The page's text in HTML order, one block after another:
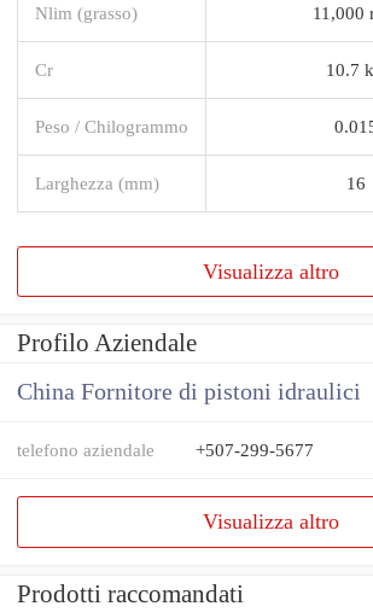
Nlim (grasso) 11,000
Cr 10.7
Peso / Chilogrammo
Larghezza (mm) 16
Visualizza altro
Profilo Aziendale
China Fornitore di pistoni idraulici
telefono aziendale +507-299-5677
Visualizza altro
Prodotti raccomandati